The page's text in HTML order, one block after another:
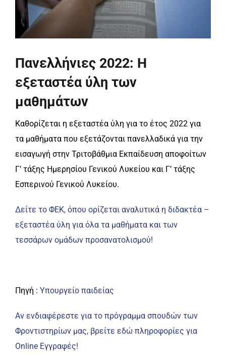
Πανελλήνιες 2022: Η
εξεταστέα ύλη των
μαθημάτων
Καθορίζεται η εξεταστέα ύλη για το έτος 2022 για
τα μαθήματα που εξετάζονται πανελλαδικά για την
εισαγωγή στην Τριτοβάθμια Εκπαίδευση αποφοίτων
Γ’ τάξης Ημερησίου Γενικού Λυκείου και Γ’ τάξης
Εσπερινού Γενικού Λυκείου.
Δείτε το ΦΕΚ, όπου ορίζεται αναλυτικά η διδακτέα –
εξεταστέα ύλη για όλα τα μαθήματα και των
τεσσάρων ομάδων προσανατολισμού!
Πηγή : Υπουργείο παιδείας
Αν ενδιαφέρεστε για το πρόγραμμα σπουδών των
Φροντιστηρίων μας, βρείτε εδώ πληροφορίες για
Online Εγγραφές!